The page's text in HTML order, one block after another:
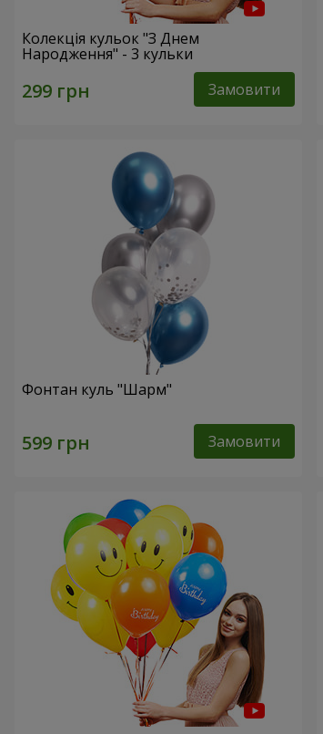
Колекція кульок "З Днем
Народження" - 3 кульки
Замовити
Фонтан куль "Шарм"
Замовити